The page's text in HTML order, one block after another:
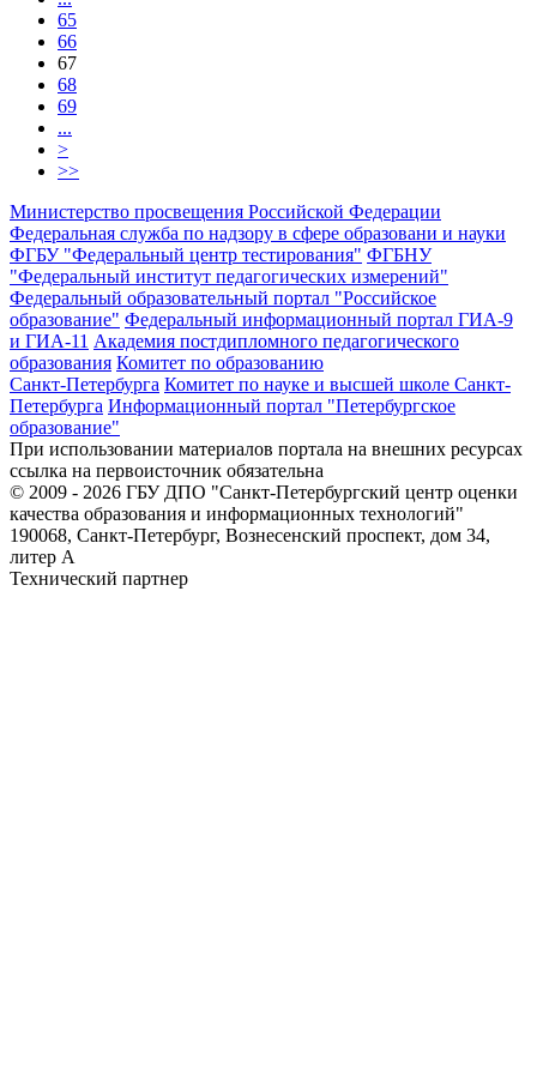
65
66
67
68
69
...
>
>>
Министерство просвещения Российской Федерации
Федеральная служба по надзору в сфере образовани и науки
ФГБУ "Федеральный центр тестирования" ФГБНУ
"Федеральный институт педагогических измерений"
Федеральный образовательный портал "Российское
образование" Федеральный информационный портал ГИА-9
и ГИА-11 Академия постдипломного педагогического
образования Комитет по образованию
Санкт-Петербурга Комитет по науке и высшей школе Санкт-
Петербурга Информационный портал "Петербургское
образование"
При использовании материалов портала на внешних ресурсах
ссылка на первоисточник обязательна
© 2009 - 2026 ГБУ ДПО "Санкт-Петербургский центр оценки
качества образования и информационных технологий"
190068, Санкт-Петербург, Вознесенский проспект, дом 34,
литер А
Технический партнер